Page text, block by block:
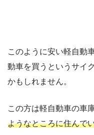
このように安い軽自動
動車を買うというサイ
かもしれません。
この方は軽自動車の車
ようなところに住んで